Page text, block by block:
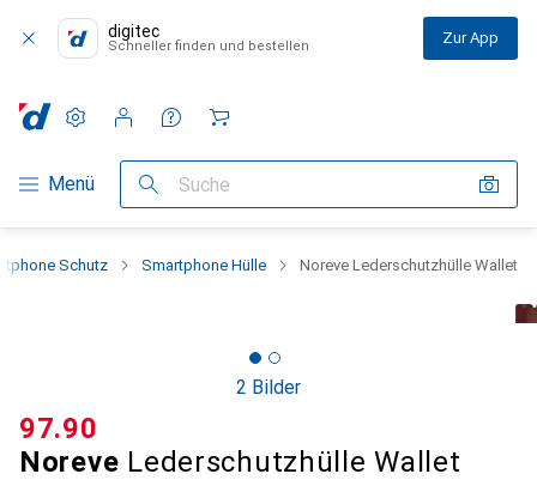
digitec
Schneller finden und bestellen Zur App
Navigation nach Kategorien
Menü Suche
Einstellungen
Kundenkonto
Vergleichslisten
Merklisten
Warenkorb
Schutz Smartphone Hülle Noreve Lederschutzhülle Wallet
2 Bilder
Noreve Lederschutzhülle Wallet
CHF
97.90